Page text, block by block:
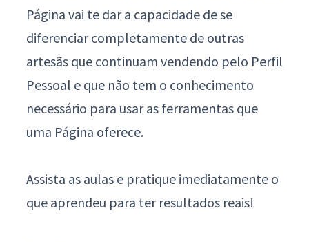
Página vai te dar a capacidade de se
diferenciar completamente de outras
artesãs que continuam vendendo pelo Perfil
Pessoal e que não tem o conhecimento
necessário para usar as ferramentas que
uma Página oferece.
Assista as aulas e pratique imediatamente o
que aprendeu para ter resultados reais!